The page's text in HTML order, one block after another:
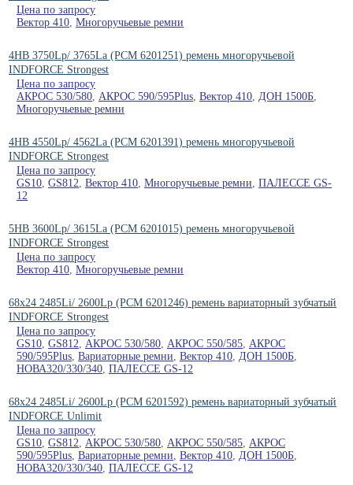
Цена по запросу
Вектор 410 Многоручьевые ремни
4HB 3750Lp/ 3765La (PCM 6201251) ремень многоручьевой
INDFORCE Strongest
Цена по запросу
АКРОС 530/580 АКРОС 590/595Plus Вектор 410 ДОН 1500Б
Многоручьевые ремни
4HB 4550Lp/ 4562La (PCM 6201391) ремень многоручьевой
INDFORCE Strongest
Цена по запросу
GS10 GS812 Вектор 410 Многоручьевые ремни ПАЛЕССЕ GS-
12
5HB 3600Lp/ 3615La (PCM 6201015) ремень многоручьевой
INDFORCE Strongest
Цена по запросу
Вектор 410 Многоручьевые ремни
68x24 2485Li/ 2600Lp (PCM 6201246) ремень вариаторный зубчатый
INDFORCE Strongest
Цена по запросу
GS10 GS812 АКРОС 530/580 АКРОС 550/585 АКРОС
590/595Plus Вариаторные ремни Вектор 410 ДОН 1500Б
НОВА320/330/340 ПАЛЕССЕ GS-12
68x24 2485Li/ 2600Lp (PCM 6201592) ремень вариаторный зубчатый
INDFORCE Unlimit
Цена по запросу
GS10 GS812 АКРОС 530/580 АКРОС 550/585 АКРОС
590/595Plus Вариаторные ремни Вектор 410 ДОН 1500Б
НОВА320/330/340 ПАЛЕССЕ GS-12